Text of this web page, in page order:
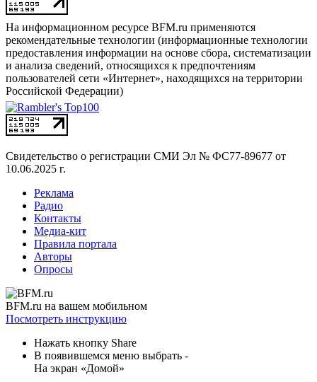
На информационном ресурсе BFM.ru применяются
рекомендательные технологии (информационные технологии
предоставления информации на основе сбора, систематизации
и анализа сведений, относящихся к предпочтениям
пользователей сети «Интернет», находящихся на территории
Российской Федерации)
Свидетельство о регистрации СМИ Эл № ФС77-89677 от
10.06.2025 г.
Реклама
Радио
Контакты
Медиа-кит
Правила портала
Авторы
Опросы
BFM.ru на вашем мобильном
Посмотреть инструкцию
Нажать кнопку Share
В появившемся меню выбрать -
На экран «Домой»